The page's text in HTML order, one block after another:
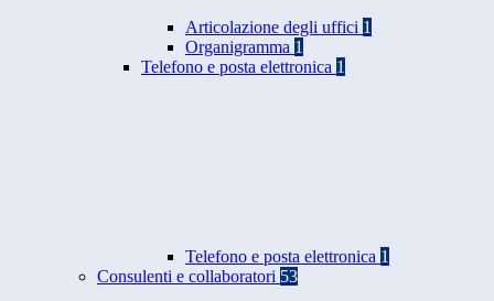
Articolazione degli uffici 1
Organigramma 1
Telefono e posta elettronica 1
Telefono e posta elettronica 1
Consulenti e collaboratori 53